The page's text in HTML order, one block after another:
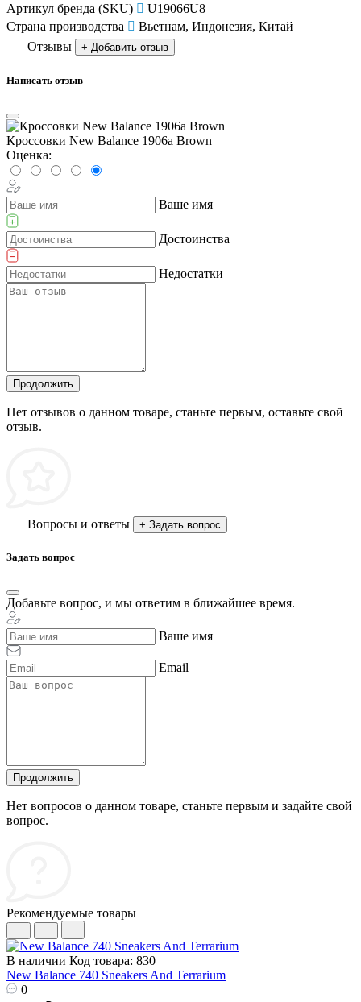
Артикул бренда (SKU)
U19066U8
Страна производства
Вьетнам, Индонезия, Китай
Отзывы
+ Добавить отзыв
Написать отзыв
Кроссовки New Balance 1906a Brown
Оценка:
Ваше имя
Достоинства
Недостатки
Продолжить
Нет отзывов о данном товаре, станьте первым, оставьте свой
отзыв.
Вопросы и ответы + Задать вопрос
Задать вопрос
Добавьте вопрос, и мы ответим в ближайшее время.
Ваше имя
Email
Продолжить
Нет вопросов о данном товаре, станьте первым и задайте свой
вопрос.
Рекомендуемые товары
В наличии Код товара: 830
New Balance 740 Sneakers And Terrarium
0